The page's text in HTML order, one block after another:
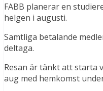
FABB planerar en
helgen i augusti.
Samtliga betalande
deltaga.
Resan är tänkt att starta
aug med hemkomst